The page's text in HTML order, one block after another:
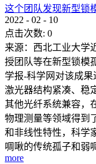
这个团队发现新型锁
2022 - 02 - 10
点击次数: 0
来源：西北工业大学
授团队等在新型锁模
学报-科学网对该成
激光器结构紧凑、稳
其他光纤系统兼容，
物理测量等领域得到
和非线性特性，科学
啁啾的传统孤子和弱
more